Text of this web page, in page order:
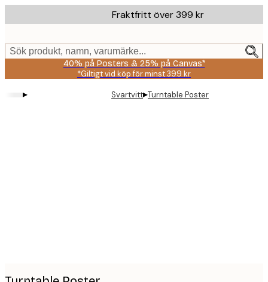
to
content.
Fraktfritt över 399 kr
Sök produkt, namn, varumärke...
40% på Posters & 25% på Canvas*
*Giltigt vid köp för minst 399 kr
▸ Svartvitt▸Turntable Poster